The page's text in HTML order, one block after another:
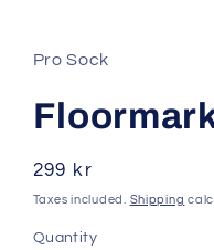
in
modal
Pro Sock
Regular
price
299 kr
Taxes included. Shipping
Quantity
Quantity